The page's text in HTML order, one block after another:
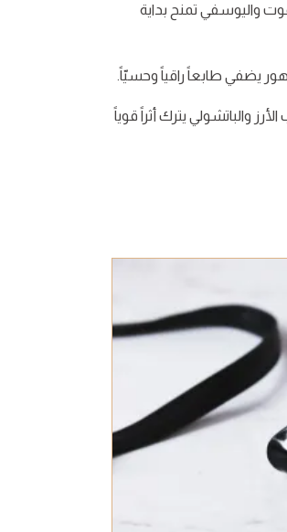
واليوسفي تمنح بداية
يضفي طابعاً راقياً وحسيّاً.
والباتشولي يترك أثراً قوياً